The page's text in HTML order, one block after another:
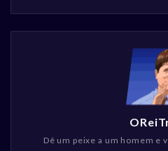
Dê um peixe a um homem e